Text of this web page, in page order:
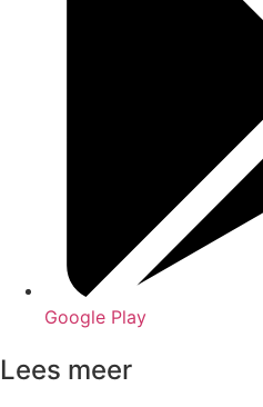
Google Play
Lees meer